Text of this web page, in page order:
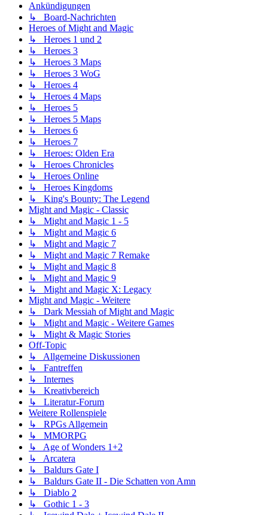
Ankündigungen
↳ Board-Nachrichten
Heroes of Might and Magic
↳ Heroes 1 und 2
↳ Heroes 3
↳ Heroes 3 Maps
↳ Heroes 3 WoG
↳ Heroes 4
↳ Heroes 4 Maps
↳ Heroes 5
↳ Heroes 5 Maps
↳ Heroes 6
↳ Heroes 7
↳ Heroes: Olden Era
↳ Heroes Chronicles
↳ Heroes Online
↳ Heroes Kingdoms
↳ King's Bounty: The Legend
Might and Magic - Classic
↳ Might and Magic 1 - 5
↳ Might and Magic 6
↳ Might and Magic 7
↳ Might and Magic 7 Remake
↳ Might and Magic 8
↳ Might and Magic 9
↳ Might and Magic X: Legacy
Might and Magic - Weitere
↳ Dark Messiah of Might and Magic
↳ Might and Magic - Weitere Games
↳ Might & Magic Stories
Off-Topic
↳ Allgemeine Diskussionen
↳ Fantreffen
↳ Internes
↳ Kreativbereich
↳ Literatur-Forum
Weitere Rollenspiele
↳ RPGs Allgemein
↳ MMORPG
↳ Age of Wonders 1+2
↳ Arcatera
↳ Baldurs Gate I
↳ Baldurs Gate II - Die Schatten von Amn
↳ Diablo 2
↳ Gothic 1 - 3